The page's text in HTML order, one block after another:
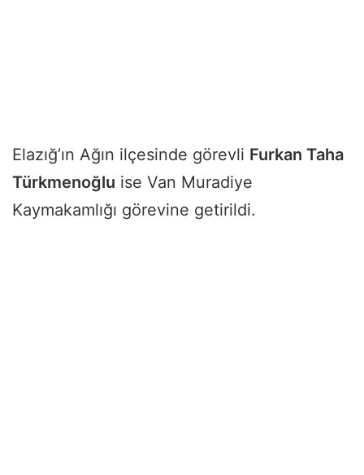
Elazığ’ın Ağın ilçesinde görevli Furkan Taha
Türkmenoğlu ise Van Muradiye
Kaymakamlığı görevine getirildi.